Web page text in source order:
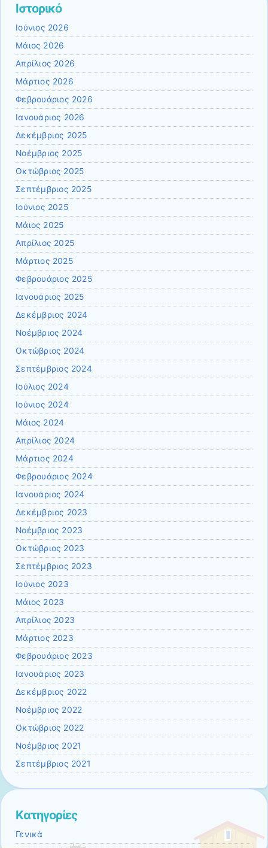
Ιστορικό
Ιούνιος 2026
Μάιος 2026
Απρίλιος 2026
Μάρτιος 2026
Φεβρουάριος 2026
Ιανουάριος 2026
Δεκέμβριος 2025
Νοέμβριος 2025
Οκτώβριος 2025
Σεπτέμβριος 2025
Ιούνιος 2025
Μάιος 2025
Απρίλιος 2025
Μάρτιος 2025
Φεβρουάριος 2025
Ιανουάριος 2025
Δεκέμβριος 2024
Νοέμβριος 2024
Οκτώβριος 2024
Σεπτέμβριος 2024
Ιούλιος 2024
Ιούνιος 2024
Μάιος 2024
Απρίλιος 2024
Μάρτιος 2024
Φεβρουάριος 2024
Ιανουάριος 2024
Δεκέμβριος 2023
Νοέμβριος 2023
Οκτώβριος 2023
Σεπτέμβριος 2023
Ιούνιος 2023
Μάιος 2023
Απρίλιος 2023
Μάρτιος 2023
Φεβρουάριος 2023
Ιανουάριος 2023
Δεκέμβριος 2022
Νοέμβριος 2022
Οκτώβριος 2022
Νοέμβριος 2021
Σεπτέμβριος 2021
Kατηγορίες
Γενικά